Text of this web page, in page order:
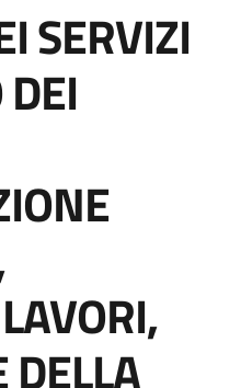
SERVIZI
DELLA